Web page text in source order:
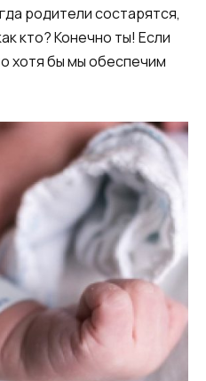
родители состарятся,
кто? Конечно ты! Если
хотя бы мы обеспечим